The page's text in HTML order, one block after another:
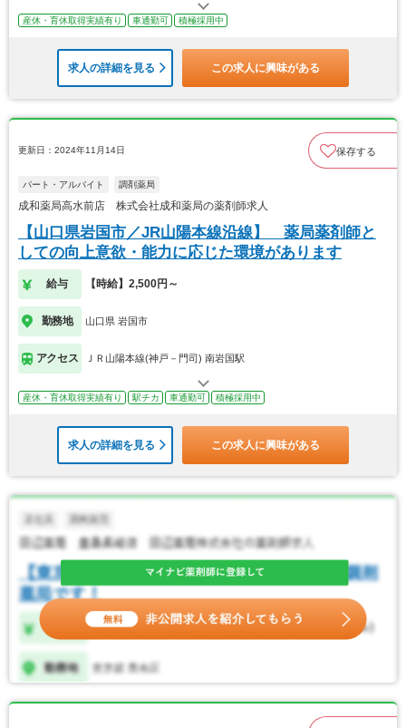
産休・育休取得実績有り 車通勤可 積極採用中
求人の詳細を見る この求人に興味がある
更新日：2024年11月14日 保存する
パート・アルバイト 調剤薬局
成和薬局高水前店 株式会社成和薬局の薬剤師求人
【山口県岩国市／JR山陽本線沿線】 薬局薬剤師と
しての向上意欲・能力に応じた環境があります
給与 【時給】2,500円～
勤務地 山口県 岩国市
アクセス ＪＲ山陽本線(神戸－門司) 南岩国駅
産休・育休取得実績有り 駅チカ 車通勤可 積極採用中
求人の詳細を見る この求人に興味がある